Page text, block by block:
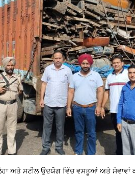
ਅਤੇ ਸਟੀਲ ਉਦਯੋਗ ਵਿੱਚ ਵਸਤੂਆਂ ਅਤੇ ਸੇਵਾਵਾਂ